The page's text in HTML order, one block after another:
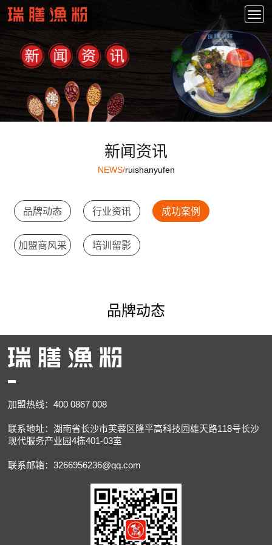
新闻资讯
NEWS/ruishanyufen
品牌动态 行业资讯 成功案例
加盟商风采 培训留影
品牌动态
加盟热线：400 0867 008
联系地址：湖南省长沙市芙蓉区隆平高科技园雄天路118号长沙
现代服务产业园4栋401-03室
联系邮箱：3266956236@qq.com